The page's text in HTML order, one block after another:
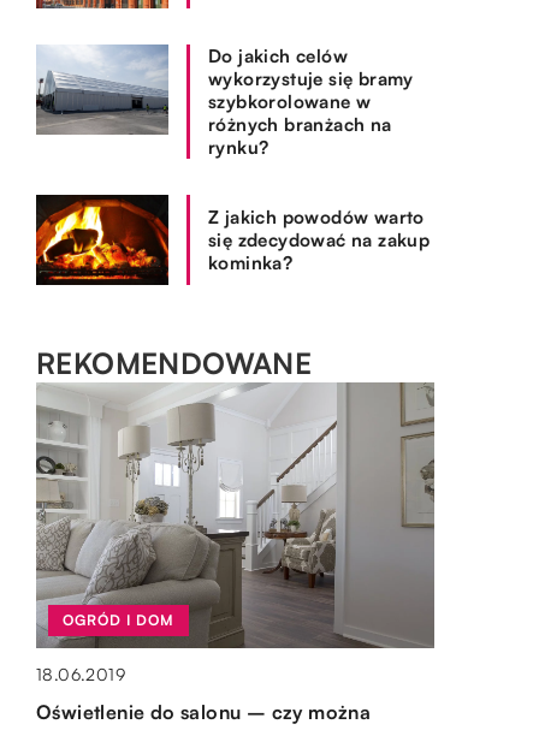
Do jakich celów
wykorzystuje się bramy
szybkorolowane w
różnych branżach na
rynku?
Z jakich powodów warto
się zdecydować na zakup
kominka?
REKOMENDOWANE
OGRÓD I DOM
15.10.2019
OGRÓD I DOM
18.06.2019
Oświetlenie do salonu – czy można
SPOSÓB ŻYCIA I STYL
05.12.2021
Niezobowiązujące prezenty dla mężczyzn